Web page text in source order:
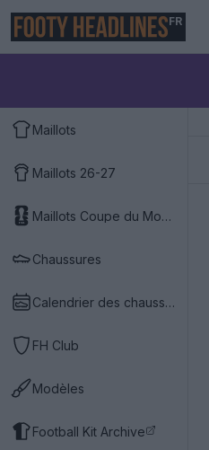
FR
Maillots
Maillots 26-27
Maillots Coupe du Monde 2026
Chaussures
Calendrier des chaussures
FH Club
Modèles
Football Kit Archive